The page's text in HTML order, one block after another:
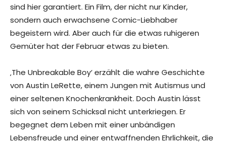
sind hier garantiert. Ein Film, der nicht nur Kinder,
sondern auch erwachsene Comic-Liebhaber
begeistern wird. Aber auch für die etwas ruhigeren
Gemüter hat der Februar etwas zu bieten.
‚The Unbreakable Boy‘ erzählt die wahre Geschichte
von Austin LeRette, einem Jungen mit Autismus und
einer seltenen Knochenkrankheit. Doch Austin lässt
sich von seinem Schicksal nicht unterkriegen. Er
begegnet dem Leben mit einer unbändigen
Lebensfreude und einer entwaffnenden Ehrlichkeit, die